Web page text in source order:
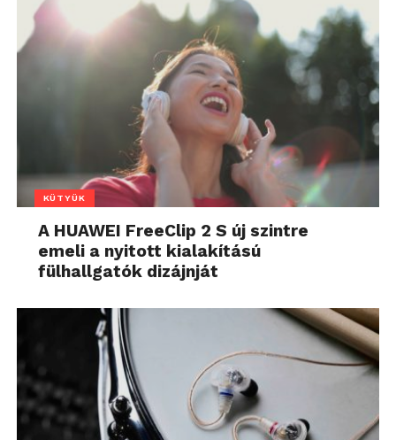
KÜTYÜK
A HUAWEI FreeClip 2 S új szintre
emeli a nyitott kialakítású
fülhallgatók dizájnját